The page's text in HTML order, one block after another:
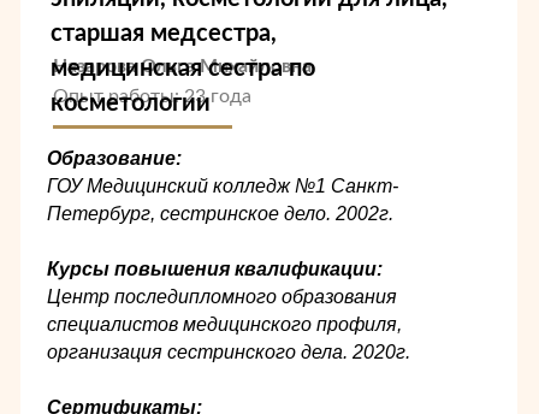
Назарова Ольга Михайловна
Опыт работы: 23 года
старшая медсестра,
медицинская сестра по
косметологии
Образование:
ГОУ Медицинский колледж №1 Санкт-
Петербург, сестринское дело. 2002г.
Курсы повышения квалификации:
Центр последипломного образования
специалистов медицинского профиля,
организация сестринского дела. 2020г.
Сертификаты: